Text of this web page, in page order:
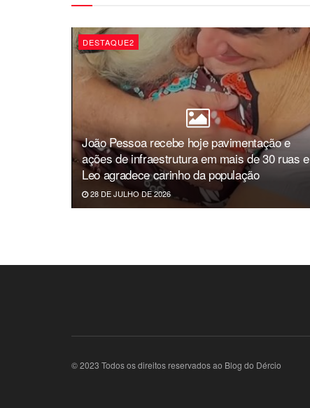
DESTAQUE2
João Pessoa recebe hoje pavimentação e
ações de infraestrutura em mais de 30 ruas e
Leo agradece carinho da população
28 DE JULHO DE 2026
© 2023 Todos os direitos reservados ao Blog do Dércio